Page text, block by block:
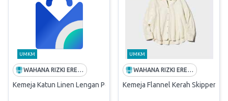
UMKM
WAHANA RIZKI EREZFIDA
Kemeja Katun Linen Lengan Pendek Beige
UMKM
WAHANA RIZKI EREZFIDA
Kemeja Flannel Kerah Skipper